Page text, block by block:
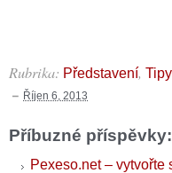
Rubrika: Představení, Tipy
Říjen 6, 2013
Příbuzné příspěvky:
Pexeso.net – vytvořte